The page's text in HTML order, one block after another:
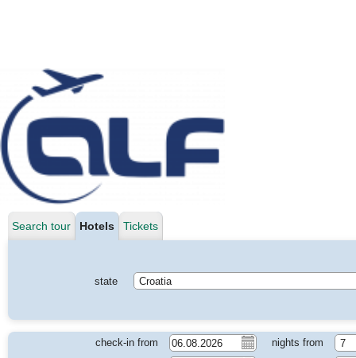
Search tour Hotels Tickets
state Croatia
check-in from nights from
7